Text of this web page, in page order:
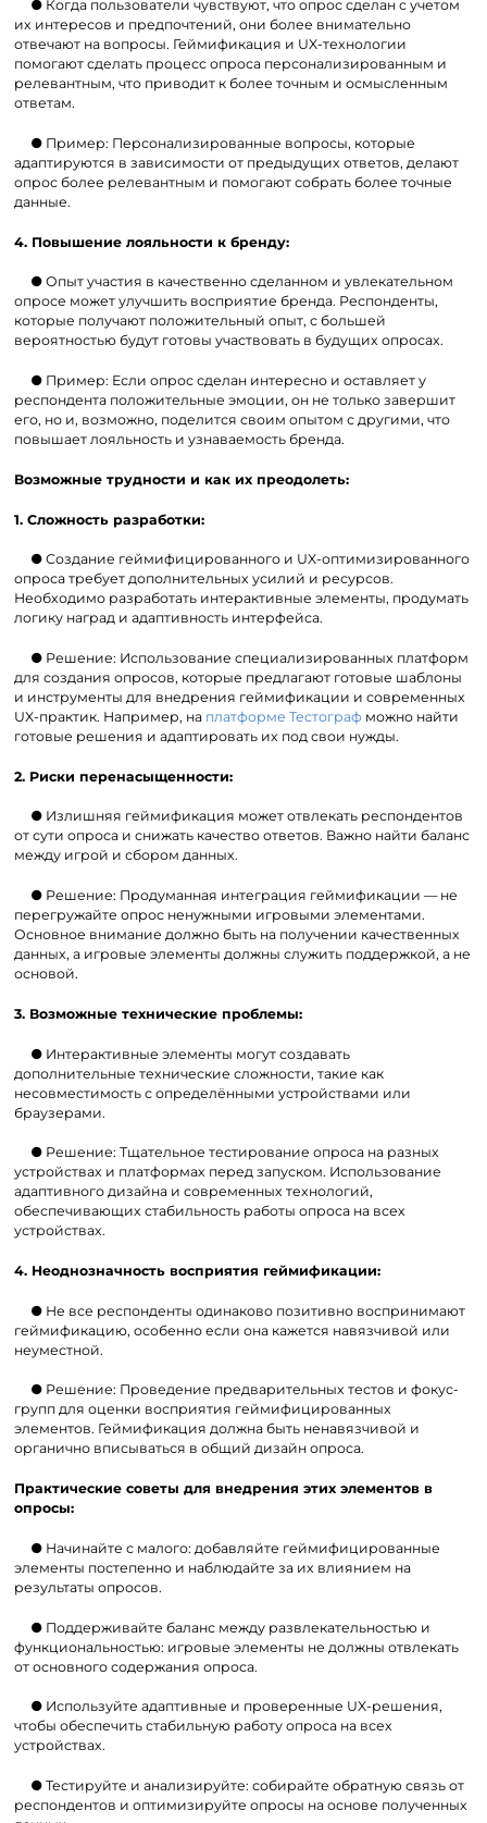
● Когда пользователи чувствуют, что опрос сделан с учетом
их интересов и предпочтений, они более внимательно
отвечают на вопросы. Геймификация и UX-технологии
помогают сделать процесс опроса персонализированным и
релевантным, что приводит к более точным и осмысленным
ответам.
● Пример: Персонализированные вопросы, которые
адаптируются в зависимости от предыдущих ответов, делают
опрос более релевантным и помогают собрать более точные
данные.
4. Повышение лояльности к бренду:
● Опыт участия в качественно сделанном и увлекательном
опросе может улучшить восприятие бренда. Респонденты,
которые получают положительный опыт, с большей
вероятностью будут готовы участвовать в будущих опросах.
● Пример: Если опрос сделан интересно и оставляет у
респондента положительные эмоции, он не только завершит
его, но и, возможно, поделится своим опытом с другими, что
повышает лояльность и узнаваемость бренда.
Возможные трудности и как их преодолеть:
1. Сложность разработки:
● Создание геймифицированного и UX-оптимизированного
опроса требует дополнительных усилий и ресурсов.
Необходимо разработать интерактивные элементы, продумать
логику наград и адаптивность интерфейса.
● Решение: Использование специализированных платформ
для создания опросов, которые предлагают готовые шаблоны
и инструменты для внедрения геймификации и современных
UX-практик. Например, на платформе Тестограф можно найти
готовые решения и адаптировать их под свои нужды.
2. Риски перенасыщенности:
● Излишняя геймификация может отвлекать респондентов
от сути опроса и снижать качество ответов. Важно найти баланс
между игрой и сбором данных.
● Решение: Продуманная интеграция геймификации — не
перегружайте опрос ненужными игровыми элементами.
Основное внимание должно быть на получении качественных
данных, а игровые элементы должны служить поддержкой, а не
основой.
3. Возможные технические проблемы:
● Интерактивные элементы могут создавать
дополнительные технические сложности, такие как
несовместимость с определёнными устройствами или
браузерами.
● Решение: Тщательное тестирование опроса на разных
устройствах и платформах перед запуском. Использование
адаптивного дизайна и современных технологий,
обеспечивающих стабильность работы опроса на всех
устройствах.
4. Неоднозначность восприятия геймификации:
● Не все респонденты одинаково позитивно воспринимают
геймификацию, особенно если она кажется навязчивой или
неуместной.
● Решение: Проведение предварительных тестов и фокус-
групп для оценки восприятия геймифицированных
элементов. Геймификация должна быть ненавязчивой и
органично вписываться в общий дизайн опроса.
Практические советы для внедрения этих элементов в
опросы:
● Начинайте с малого: добавляйте геймифицированные
элементы постепенно и наблюдайте за их влиянием на
результаты опросов.
● Поддерживайте баланс между развлекательностью и
функциональностью: игровые элементы не должны отвлекать
от основного содержания опроса.
● Используйте адаптивные и проверенные UX-решения,
чтобы обеспечить стабильную работу опроса на всех
устройствах.
● Тестируйте и анализируйте: собирайте обратную связь от
респондентов и оптимизируйте опросы на основе полученных